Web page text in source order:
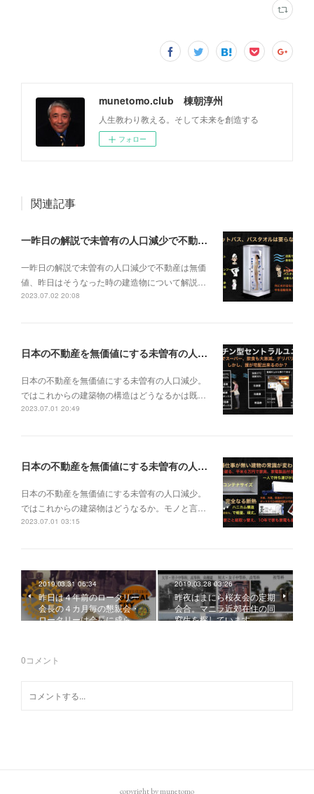
munetomo.club 棟朝淳州
人生教わり教える。そして未来を創造する
フォロー
関連記事
一昨日の解説で未曽有の人口減少で不動産は無価値、昨日はそうなった時の建造物について解説、今日からはその設備について解説をして行く。
一昨日の解説で未曽有の人口減少で不動産は無価
値、昨日はそうなった時の建造物について解説…
2023.07.02 20:08
日本の不動産を無価値にする未曽有の人口減少。ではこれからの建築物の構造はどうなるかは既に解説した。今はその内部の内容。その1
日本の不動産を無価値にする未曽有の人口減少。
ではこれからの建築物の構造はどうなるかは既…
2023.07.01 20:49
日本の不動産を無価値にする未曽有の人口減少。ではこれからの建築物はどうなるか。
日本の不動産を無価値にする未曽有の人口減少。
ではこれからの建築物はどうなるか。モノと言…
2023.07.01 03:15
2019.03.31 06:34
昨日は４年前のロータリー
会長の４カ月毎の懇親会・
ロータリーは会長に成ら…
2019.03.28 03:26
昨夜はまにら桜友会の定期
会合。マニラ近郊在住の同
窓生を探しています。
0コメント
copyright by munetomo